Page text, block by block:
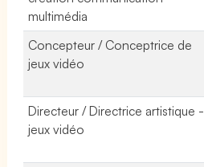
multimédia
Concepteur / Conceptrice de
jeux vidéo
Directeur / Directrice artistique -
jeux vidéo